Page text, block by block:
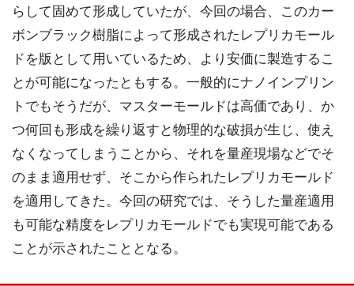
らして固めて形成していたが、今回の場合、このカー
ボンブラック樹脂によって形成されたレプリカモール
ドを版として用いているため、より安価に製造するこ
とが可能になったともする。一般的にナノインプリン
トでもそうだが、マスターモールドは高価であり、か
つ何回も形成を繰り返すと物理的な破損が生じ、使え
なくなってしまうことから、それを量産現場などでそ
のまま適用せず、そこから作られたレプリカモールド
を適用してきた。今回の研究では、そうした量産適用
も可能な精度をレプリカモールドでも実現可能である
ことが示されたこととなる。